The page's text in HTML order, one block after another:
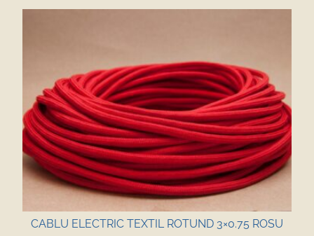
CABLU ELECTRIC TEXTIL ROTUND 3×0.75 ROSU